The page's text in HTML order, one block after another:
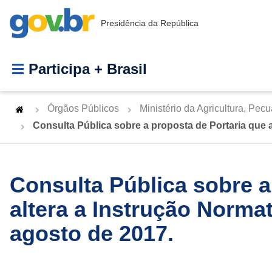
Presidência da República
Participa + Brasil
Órgãos Públicos
Ministério da Agricultura,
Consulta Pública sobre a proposta de Portaria que
Consulta Pública sobre
altera a Instrução
agosto de 2017.